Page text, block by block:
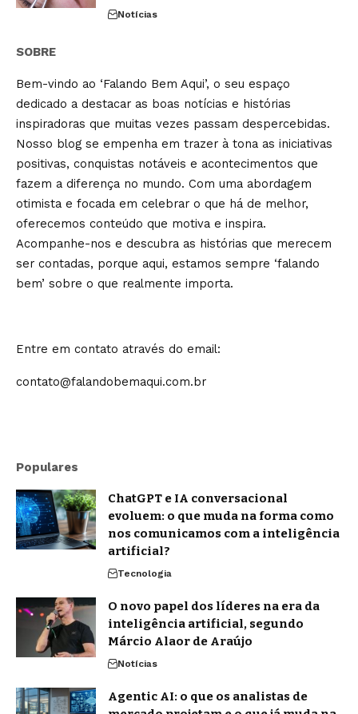
Notícias
SOBRE
Bem-vindo ao ‘Falando Bem Aqui’, o seu espaço
dedicado a destacar as boas notícias e histórias
inspiradoras que muitas vezes passam despercebidas.
Nosso blog se empenha em trazer à tona as iniciativas
positivas, conquistas notáveis e acontecimentos que
fazem a diferença no mundo. Com uma abordagem
otimista e focada em celebrar o que há de melhor,
oferecemos conteúdo que motiva e inspira.
Acompanhe-nos e descubra as histórias que merecem
ser contadas, porque aqui, estamos sempre ‘falando
bem’ sobre o que realmente importa.
Entre em contato através do email:
contato@falandobemaqui.com.br
Populares
ChatGPT e IA conversacional
evoluem: o que muda na forma como
nos comunicamos com a inteligência
artificial?
Tecnologia
O novo papel dos líderes na era da
inteligência artificial, segundo
Márcio Alaor de Araújo
Notícias
Agentic AI: o que os analistas de